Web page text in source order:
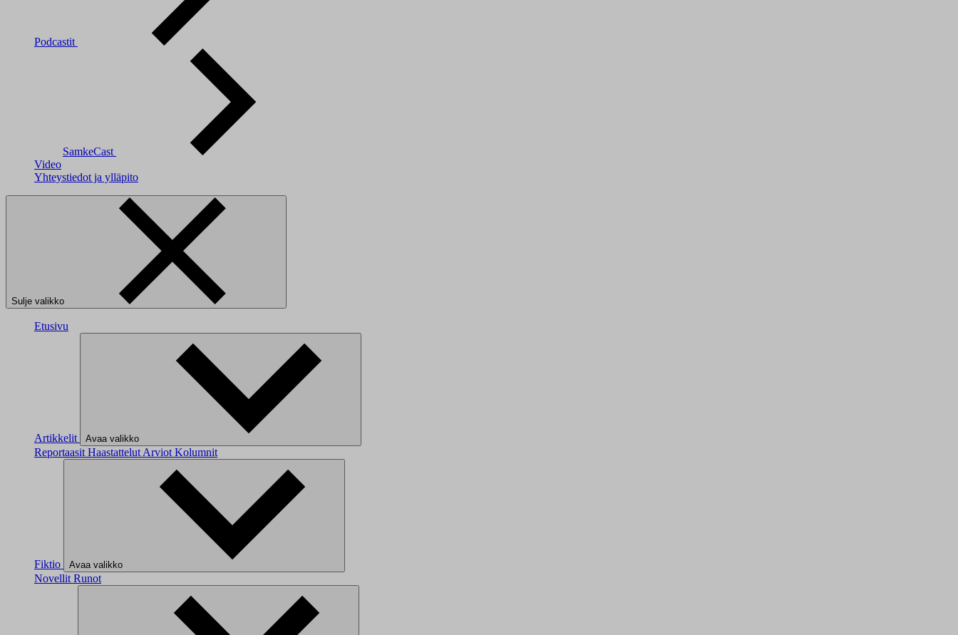
Podcastit
SamkeCast
Video
Yhteystiedot ja ylläpito
Sulje valikko
Etusivu
Artikkelit Avaa valikko
Reportaasit Haastattelut Arviot Kolumnit
Fiktio Avaa valikko
Novellit Runot